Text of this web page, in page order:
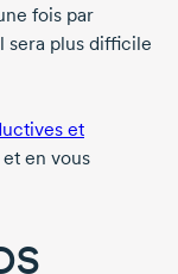
fois par
sera plus difficile
et
en vous